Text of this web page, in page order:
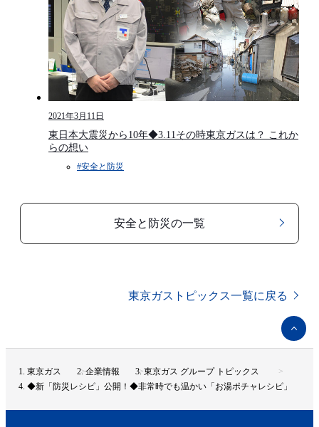
2021年3月11日
東日本大震災から10年◆3.11その時東京ガスは？ これか
らの想い
#安全と防災​
安全と防災​の一覧
東京ガストピックス一覧に戻る
ペ
ー
ジ
ッ
へ
東京ガス 企業情報
東京ガス グループ トピックス
◆新「防災レシピ」公開！◆非常時でも温かい「お湯ポチャレシピ」